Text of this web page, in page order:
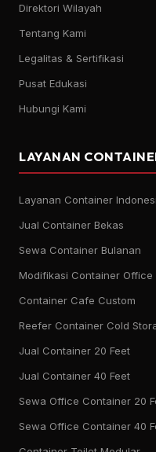
Direktori Wilayah
Tentang Kami
Legalitas & Sertifikasi
Pusat Edukasi
Hubungi Kami
LAYANAN
Layanan Container
Jual Container Bekas
Sewa Container Bulanan
Modifikasi Container Office
Container Cafe Custom
Reefer Container Cold
Jual Container 20 Feet
Jual Container 40 Feet
Sewa Office Container 20
Sewa Office Container 40